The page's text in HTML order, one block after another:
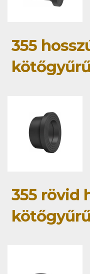
355
kötőgyűrű
355 rövid
kötőgyűrű